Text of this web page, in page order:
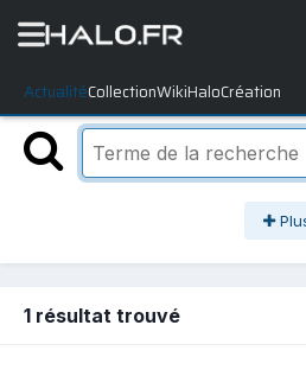
ActualitéCollectionWikiHaloCréation
1 résultat trouvé